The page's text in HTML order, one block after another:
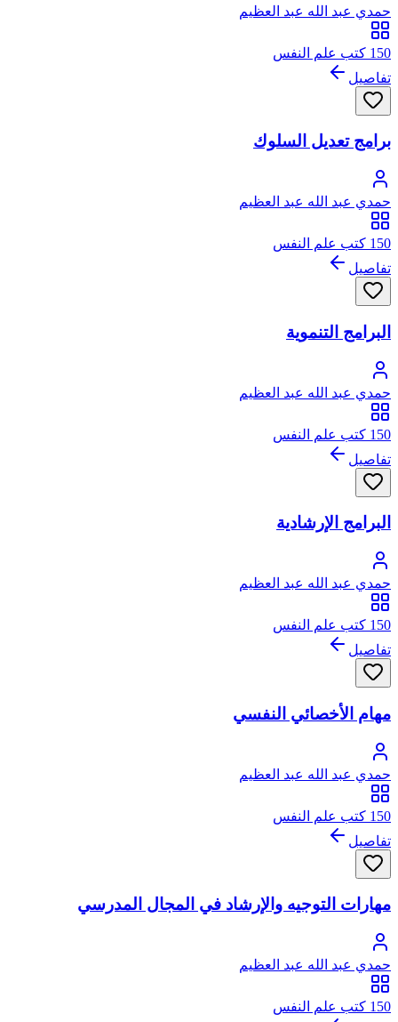
حمدي عبد الله عبد العظيم
150 كتب علم النفس
تفاصيل
برامج تعديل السلوك
حمدي عبد الله عبد العظيم
150 كتب علم النفس
تفاصيل
البرامج التنموية
حمدي عبد الله عبد العظيم
150 كتب علم النفس
تفاصيل
البرامج الإرشادية
حمدي عبد الله عبد العظيم
150 كتب علم النفس
تفاصيل
مهام الأخصائي النفسي
حمدي عبد الله عبد العظيم
150 كتب علم النفس
تفاصيل
مهارات التوجيه والإرشاد في المجال المدرسي
حمدي عبد الله عبد العظيم
150 كتب علم النفس